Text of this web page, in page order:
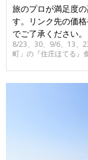
旅のプロが満足度
す。リンク先の価
でご了承ください。
8/23、30、9/6、13、
町」の『住庄ほてる』